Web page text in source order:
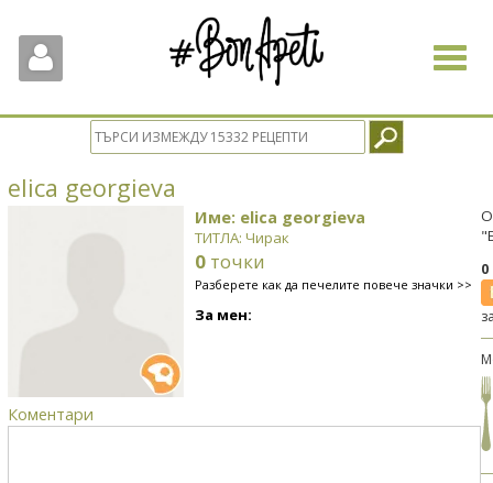
Toggle
elica georgieva
Име: elica georgieva
ТИТЛА: Чирак
0 точки
Разберете как да печелите повече значки >>
За мен:
Коментари